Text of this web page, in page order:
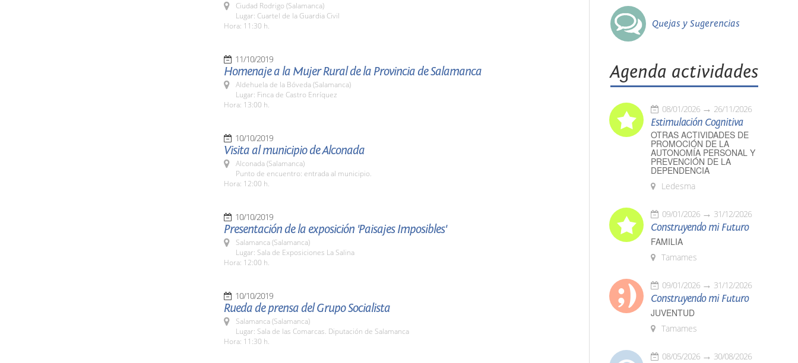
Ciudad Rodrigo (Salamanca)
Lugar: Cuartel de la Guardia Civil
Hora: 11:30 h.
11/10/2019
Homenaje a la Mujer Rural de la Provincia de Salamanca
Aldehuela de la Bóveda (Salamanca)
Lugar: Finca de Castro Enríquez
Hora: 13:00 h.
10/10/2019
Visita al municipio de Alconada
Alconada (Salamanca)
Punto de encuentro: entrada al municipio.
Hora: 12:00 h.
10/10/2019
Presentación de la exposición 'Paisajes Imposibles'
Salamanca (Salamanca)
Lugar: Sala de Exposiciones La Salina
Hora: 12:00 h.
10/10/2019
Rueda de prensa del Grupo Socialista
Salamanca (Salamanca)
Lugar: Sala de las Comarcas. Diputación de Salamanca
Hora: 11:30 h.
Quejas y Sugerencias
Agenda actividades
08/01/2026 26/11/2026
Estimulación Cognitiva
OTRAS ACTIVIDADES DE
PROMOCIÓN DE LA
AUTONOMÍA PERSONAL Y
PREVENCIÓN DE LA
DEPENDENCIA
Ledesma
09/01/2026 31/12/2026
Construyendo mi Futuro
FAMILIA
Tamames
09/01/2026 31/12/2026
Construyendo mi Futuro
JUVENTUD
Tamames
08/05/2026 30/08/2026